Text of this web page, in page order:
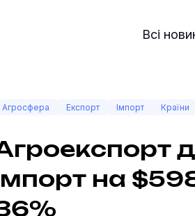
дані Всі
Агросфера Експорт Імпорт Країни
на